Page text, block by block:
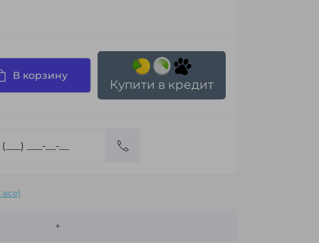
В корзину
Купити в кредит
+